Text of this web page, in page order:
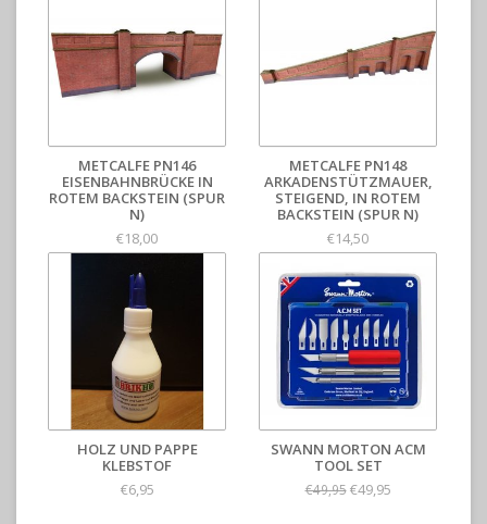
METCALFE PN146
EISENBAHNBRÜCKE IN
ROTEM BACKSTEIN (SPUR
N)
€18,00
METCALFE PN148
ARKADENSTÜTZMAUER,
STEIGEND, IN ROTEM
BACKSTEIN (SPUR N)
€14,50
HOLZ UND PAPPE
KLEBSTOF
€6,95
SWANN MORTON ACM
TOOL SET
€49,95€49,95